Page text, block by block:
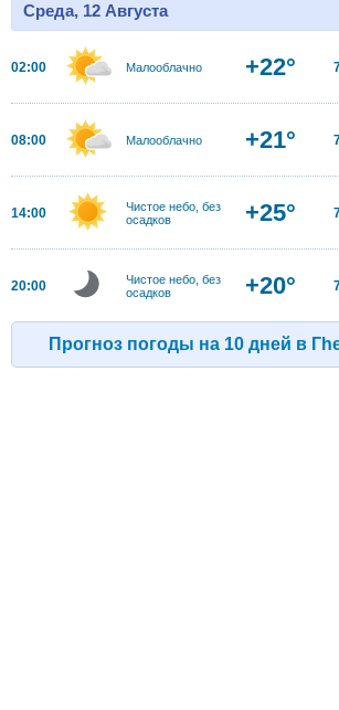
Среда, 12 Августа
02:00 Малооблачно +22°
08:00 Малооблачно +21°
14:00
Чистое небо, без
осадков
+25°
20:00
Чистое небо, без
осадков
+20°
Прогноз погоды на 10 дней в